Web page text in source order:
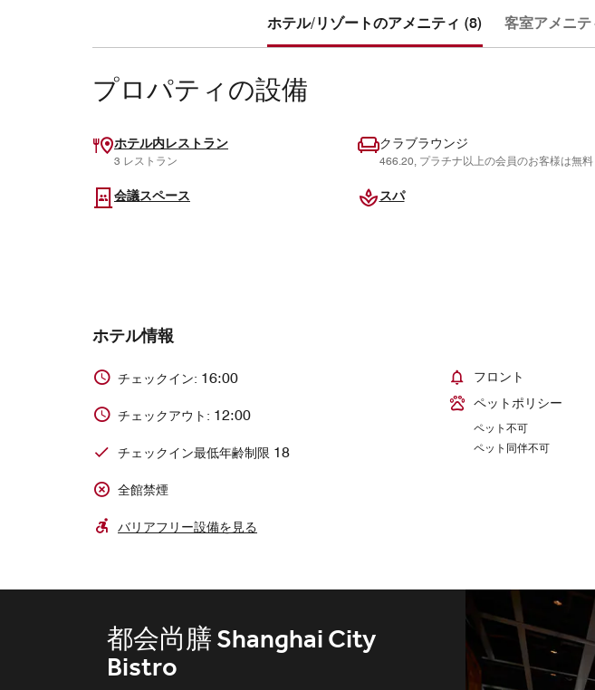
ホテル/リゾートのアメニティ (8) 客室アメニテ
プロパティの設備
ホテル内レストラン
3 レストラン
クラブラウンジ
466.20, プラチナ以上の会員のお客様は無料
会議スペース スパ
ホテル情報
チェックイン: 16:00
チェックアウト: 12:00
チェックイン最低年齢制限 18
全館禁煙
バリアフリー設備を見る
フロント
ペットポリシー
ペット不可
ペット同伴不可
都会尚膳 Shanghai City
Bistro
大堂吧 The Lounge &
Winter Garden
满宝楼 Man Bao Lou
本格的な中国料理をご提供する、モダンな東洋